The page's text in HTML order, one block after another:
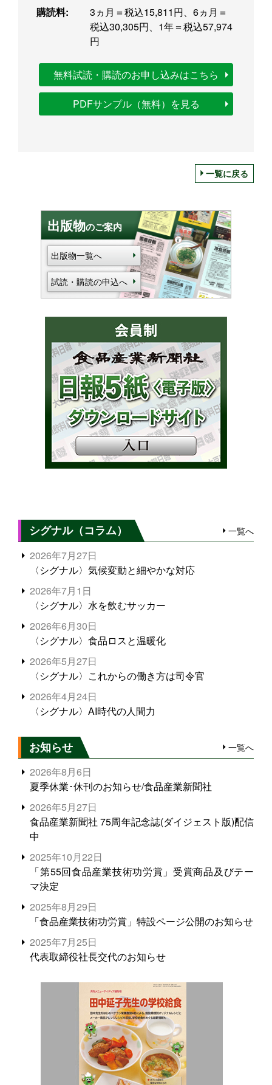
購読料:
3ヵ月＝税込15,811円、6ヵ月＝
税込30,305円、1年＝税込57,974
円
無料試読・購読のお申し込みはこちら
PDFサンプル（無料）を見る
一覧に戻る
出版物のご案内
出版物一覧へ
試読・購読の申込へ
シグナル（コラム） 一覧へ
2026年7月27日
〈シグナル〉気候変動と細やかな対応
2026年7月1日
〈シグナル〉水を飲むサッカー
2026年6月30日
〈シグナル〉食品ロスと温暖化
2026年5月27日
〈シグナル〉これからの働き方は司令官
2026年4月24日
〈シグナル〉AI時代の人間力
お知らせ 一覧へ
2026年8月6日
夏季休業･休刊のお知らせ/食品産業新聞社
2026年5月27日
食品産業新聞社 75周年記念誌(ダイジェスト版)配信
中
2025年10月22日
「第55回食品産業技術功労賞」受賞商品及びテー
マ決定
2025年8月29日
「食品産業技術功労賞」特設ページ公開のお知らせ
2025年7月25日
代表取締役社長交代のお知らせ